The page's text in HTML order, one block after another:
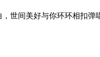
间美好与你环环相扣弹